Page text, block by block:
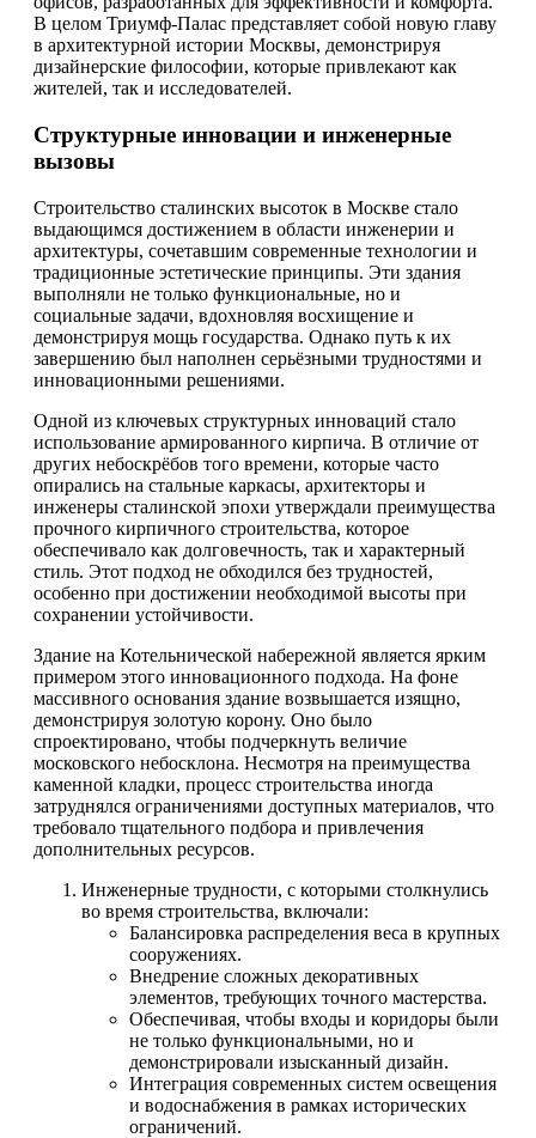
В целом Триумф-Палас представляет собой новую главу
в архитектурной истории Москвы, демонстрируя
дизайнерские философии, которые привлекают как
жителей, так и исследователей.
Структурные инновации и инженерные
вызовы
Строительство сталинских высоток в Москве стало
выдающимся достижением в области инженерии и
архитектуры, сочетавшим современные технологии и
традиционные эстетические принципы. Эти здания
выполняли не только функциональные, но и
социальные задачи, вдохновляя восхищение и
демонстрируя мощь государства. Однако путь к их
завершению был наполнен серьёзными трудностями и
инновационными решениями.
Одной из ключевых структурных инноваций стало
использование армированного кирпича. В отличие от
других небоскрёбов того времени, которые часто
опирались на стальные каркасы, архитекторы и
инженеры сталинской эпохи утверждали преимущества
прочного кирпичного строительства, которое
обеспечивало как долговечность, так и характерный
стиль. Этот подход не обходился без трудностей,
особенно при достижении необходимой высоты при
сохранении устойчивости.
Здание на Котельнической набережной является ярким
примером этого инновационного подхода. На фоне
массивного основания здание возвышается изящно,
демонстрируя золотую корону. Оно было
спроектировано, чтобы подчеркнуть величие
московского небосклона. Несмотря на преимущества
каменной кладки, процесс строительства иногда
затруднялся ограничениями доступных материалов, что
требовало тщательного подбора и привлечения
дополнительных ресурсов.
Инженерные трудности, с которыми столкнулись
во время строительства, включали:
Балансировка распределения веса в крупных
сооружениях.
Внедрение сложных декоративных
элементов, требующих точного мастерства.
Обеспечивая, чтобы входы и коридоры были
не только функциональными, но и
демонстрировали изысканный дизайн.
Интеграция современных систем освещения
и водоснабжения в рамках исторических
ограничений.